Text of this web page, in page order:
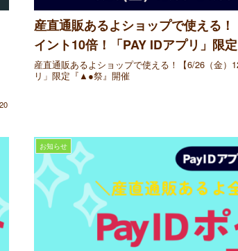
産直通販あるよショップで使える
イント10倍！「PAY IDアプリ」限
産直通販あるよショップで使える！【6/26（金）
リ」限定『▲●祭』開催
お知らせ